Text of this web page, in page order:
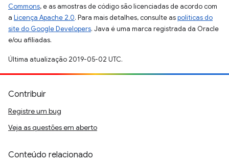
Commons, e as amostras de código são licenciadas de acordo com
a Licença Apache 2.0. Para mais detalhes, consulte aspolíticas do
site do Google Developers. Java é uma marca registrada da Oracle
e/ou afiliadas.
Última atualização 2019-05-02 UTC.
Contribuir
Registre um bug
Veja as questões em aberto
Conteúdo relacionado